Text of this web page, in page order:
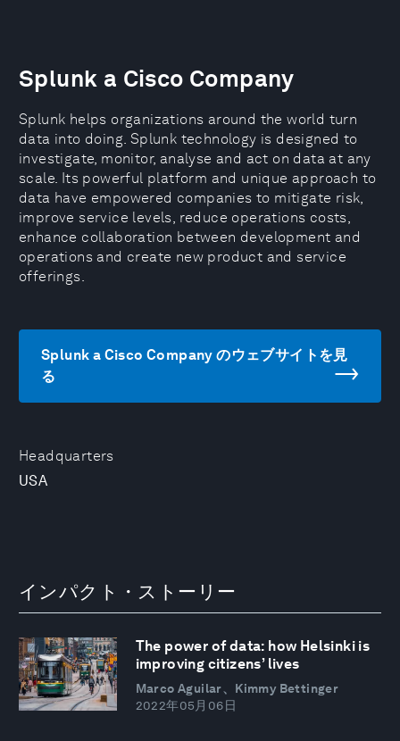
Headquarters
USA
Splunk a Cisco Company
Splunk helps organizations around the world turn
data into doing. Splunk technology is designed to
investigate, monitor, analyse and act on data at any
scale. Its powerful platform and unique approach to
data have empowered companies to mitigate risk,
improve service levels, reduce operations costs,
enhance collaboration between development and
operations and create new product and service
offerings.
Splunk a Cisco Company のウェブサイトを見
る
インパクト・ストーリー
The power of data: how Helsinki is
improving citizens’ lives
Marco Aguilar、Kimmy Bettinger
2022年05月06日